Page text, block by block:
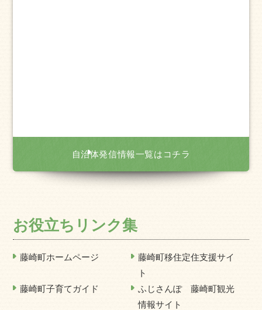
自治体発信情報一覧はコチラ
お役立ちリンク集
藤崎町ホームページ
藤崎町移住定住支援サイ
ト
藤崎町子育てガイド
ふじさんぽ 藤崎町観光
情報サイト